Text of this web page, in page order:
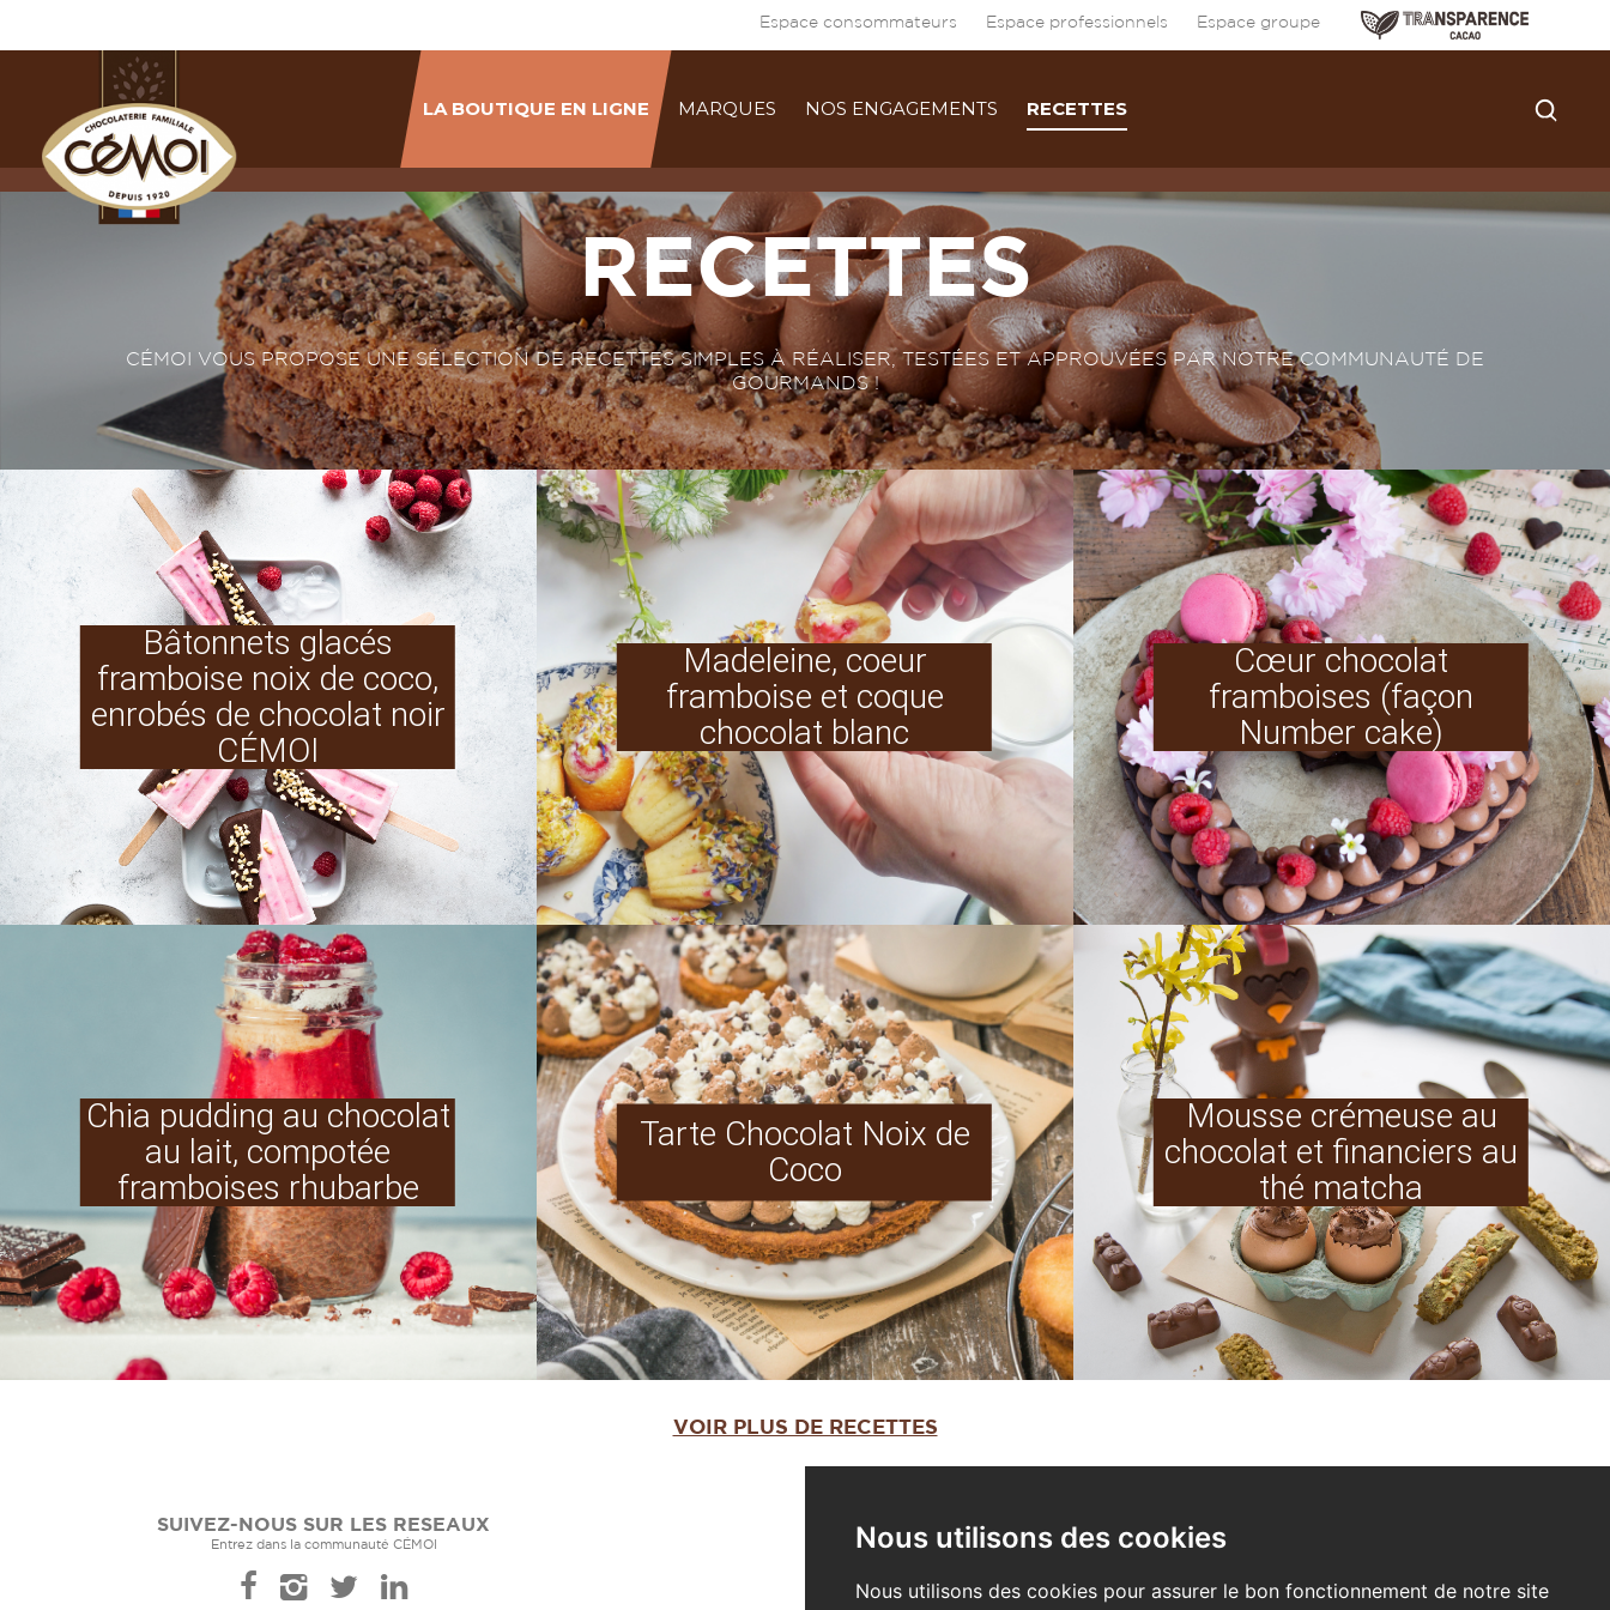
Nous utilisons des cookies
Nous utilisons des cookies pour assurer le bon fonctionnement de notre site
Espace consommateurs Espace professionnels Espace groupe
LA BOUTIQUE EN LIGNE MARQUES NOS ENGAGEMENTS RECETTES
RECETTES
CÉMOI VOUS PROPOSE UNE SÉLECTION DE RECETTES SIMPLES À RÉALISER, TESTÉES ET APPROUVÉES PAR NOTRE COMMUNAUTÉ DE
GOURMANDS !
Bâtonnets glacés
framboise noix de coco,
enrobés de chocolat noir
CÉMOI
Madeleine, coeur
framboise et coque
chocolat blanc
Cœur chocolat
framboises (façon
Number cake)
Chia pudding au chocolat
au lait, compotée
framboises rhubarbe
Tarte Chocolat Noix de
Coco
Mousse crémeuse au
chocolat et financiers au
thé matcha
VOIR PLUS DE RECETTES
SUIVEZ-NOUS SUR LES RESEAUX
Entrez dans la communauté CÉMOI